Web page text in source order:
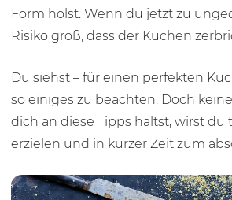
Form holst. Wenn du jetzt zu
Risiko groß, dass der Kuchen
Du siehst – für einen perfekten
so einiges zu beachten. Doch
dich an diese Tipps hältst, wirst du
erzielen und in kurzer Zeit zum